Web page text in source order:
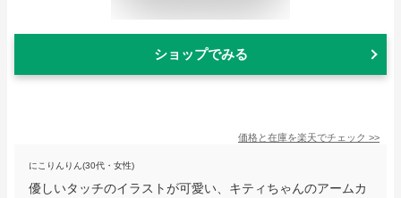
ショップでみる
価格と在庫を楽天でチェック >>
にこりんりん(30代・女性)
優しいタッチのイラストが可愛い、キティちゃんのアームカ